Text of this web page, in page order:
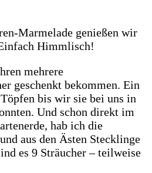
Marmelade genießen wir
Himmlisch!
mehrere
geschenkt bekommen. Ein
bis wir sie bei uns in
Und schon direkt im
hab ich die
aus den Ästen Stecklinge
es 9 Sträucher – teilweise